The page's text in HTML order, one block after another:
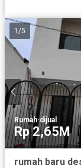
1 /5
Rumah·dijual
Rp 2,65M
rumah baru